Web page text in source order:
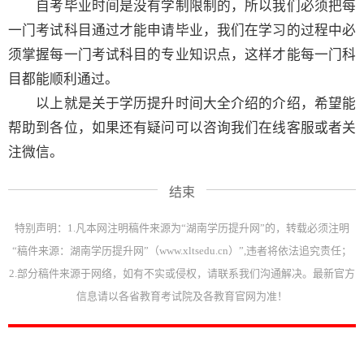
自考毕业时间是没有学制限制的，所以我们必须把每
一门考试科目通过才能申请毕业，我们在学习的过程中必
须掌握每一门考试科目的专业知识点，这样才能每一门科
目都能顺利通过。
以上就是关于学历提升时间大全介绍的介绍，希望能
帮助到各位，如果还有疑问可以咨询我们在线客服或者关
注微信。
结束
特别声明：1.凡本网注明稿件来源为“湖南学历提升网”的，转载必须注明
“稿件来源：湖南学历提升网”（www.xltsedu.cn）”,违者将依法追究责任；
2.部分稿件来源于网络，如有不实或侵权，请联系我们沟通解决。最新官方
信息请以各省教育考试院及各教育官网为准！